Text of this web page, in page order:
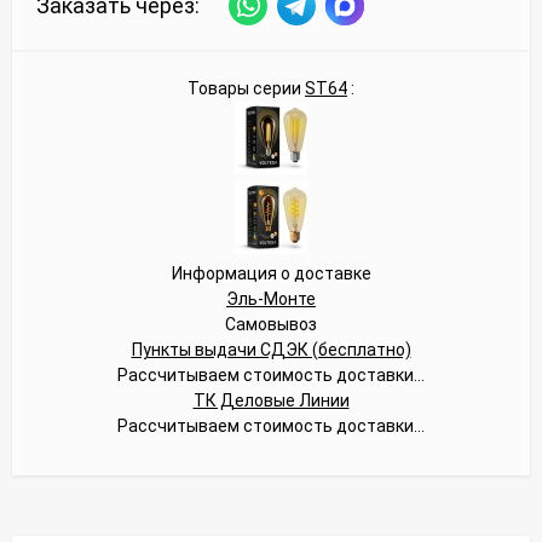
Заказать через:
Товары серии ST64:
Информация о доставке
Эль-Монте
Самовывоз
Пункты выдачи СДЭК (бесплатно)
Рассчитываем стоимость доставки...
ТК Деловые Линии
Рассчитываем стоимость доставки...